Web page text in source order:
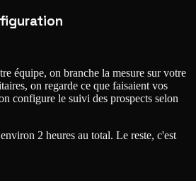
équipe, on branche la mesure sur votre
on regarde ce que faisaient vos
configure le suivi des prospects selon
2 heures au total. Le reste, c'est